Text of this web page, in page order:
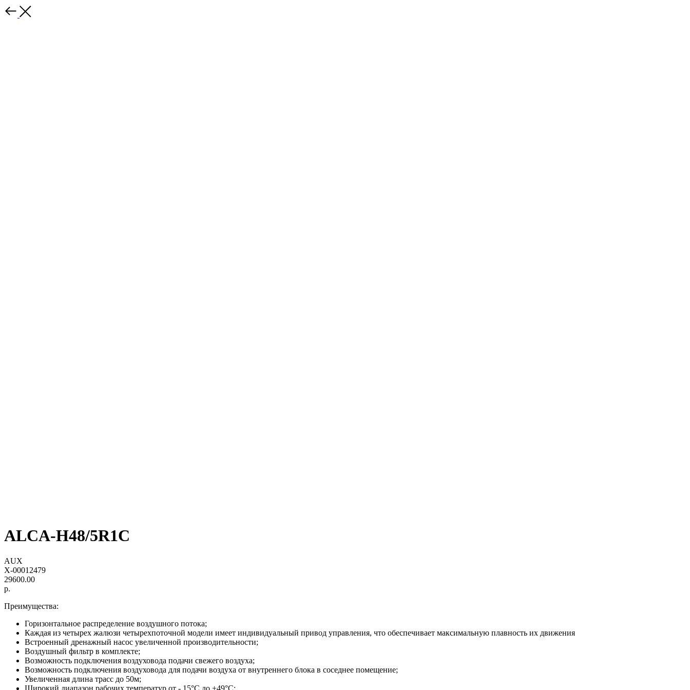
ALCA-H48/5R1C
AUX
X-00012479
29600.00
р.
Преимущества:
Горизонтальное распределение воздушного потока;
Каждая из четырех жалюзи четырехпоточной модели имеет индивидуальный привод управления, что обеспечивает максимальную плавность их движения
Встроенный дренажный насос увеличенной производительности;
Воздушный фильтр в комплекте;
Возможность подключения воздуховода подачи свежего воздуха;
Bозможность подключения воздуховода для подачи воздуха от внутреннего блока в соседнее помещение;
Увеличенная длина трасс до 50м;
Широкий диапазон рабочих температур от - 15°С до +49°С;